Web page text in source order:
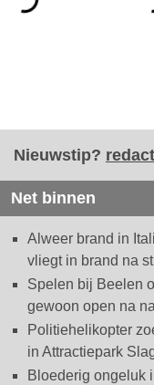
Nieuwstip?
Net binnen
Alweer brand in
vliegt in brand na
Spelen bij Beelen
gewoon open na
Politiehelikopter
in Attractiepark
Bloederig ongeluk